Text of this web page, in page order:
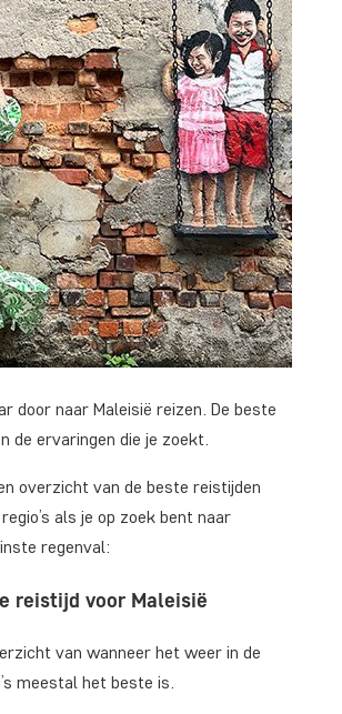
door naar Maleisië reizen. De beste
de ervaringen die je zoekt.
overzicht van de beste reistijden
als je op zoek bent naar
regenval:
reistijd voor Maleisië
van wanneer het weer in de
meestal het beste is.